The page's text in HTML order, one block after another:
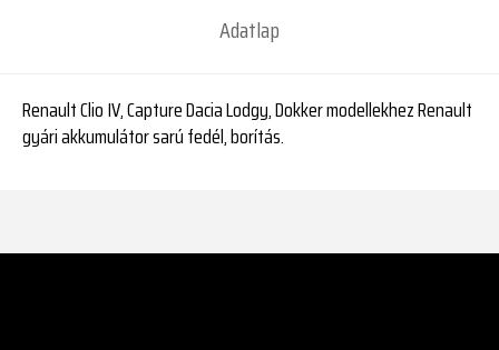
Adatlap
Renault Clio IV, Capture Dacia Lodgy, Dokker modellekhez Renault
gyári akkumulátor sarú fedél, borítás.